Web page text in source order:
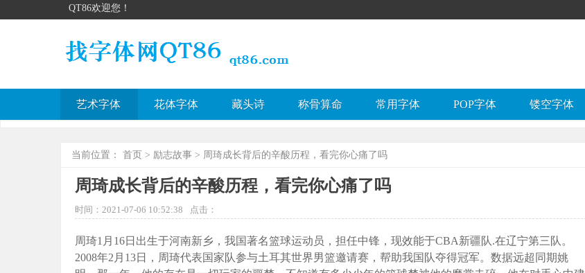
QT86欢迎您！
艺术字体 花体字体 藏头诗 称骨算命 常用字体 POP字体 镂空字体
当前位置： 首页 > 励志故事 > 周琦成长背后的辛酸历程，看完你心痛了吗
周琦成长背后的辛酸历程，看完你心痛了吗
时间：2021-07-06 10:52:38 点击：
周琦1月16日出生于河南新乡，我国著名篮球运动员，担任中锋，现效能于CBA新疆队.在辽宁第三队。
2008年2月13日，周琦代表国家队参与土耳其世界男篮邀请赛，帮助我国队夺得冠军。数据远超同期姚